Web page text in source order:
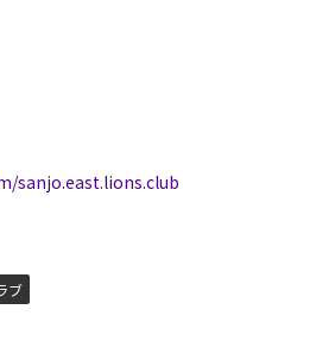
sanjo.east.lions.club
ブ